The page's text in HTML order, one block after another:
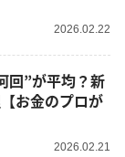
2026.02.22
回”が平均？新
お金のプロが
2026.02.21